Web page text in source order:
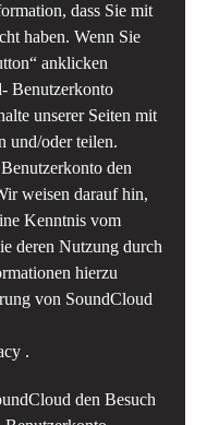
dass Sie mit
haben. Wenn Sie
anklicken
Benutzerkonto
unserer Seiten mit
und/oder teilen.
den
weisen darauf hin,
Kenntnis vom
deren Nutzung durch
hierzu
von SoundCloud
.
den Besuch